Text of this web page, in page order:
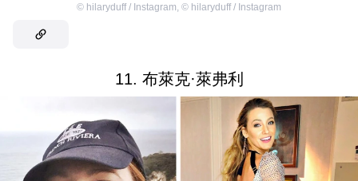
© hilaryduff / Instagram, © hilaryduff / Instagram
11. 布萊克·萊弗利